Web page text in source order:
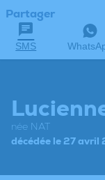
Partager
SMS
née NAT
décédée le 27 avril